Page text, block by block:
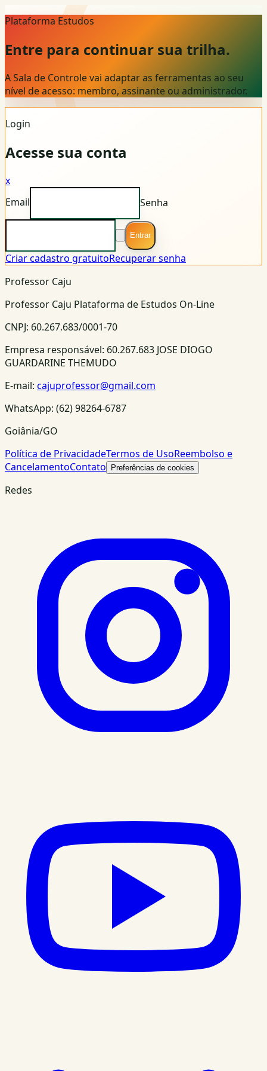
Plataforma Estudos
Entre para continuar sua trilha.
A Sala de Controle vai adaptar as ferramentas ao seu
nível de acesso: membro, assinante ou administrador.
Login
Acesse sua conta
x
Email
Senha
Entrar
Criar cadastro gratuitoRecuperar senha
Professor Caju
Professor Caju Plataforma de Estudos On-Line
CNPJ: 60.267.683/0001-70
Empresa responsável: 60.267.683 JOSE DIOGO
GUARDARINE THEMUDO
E-mail: cajuprofessor@gmail.com
WhatsApp: (62) 98264-6787
Goiânia/GO
Política de PrivacidadeTermos de UsoReembolso e
CancelamentoContato Preferências de cookies
Redes